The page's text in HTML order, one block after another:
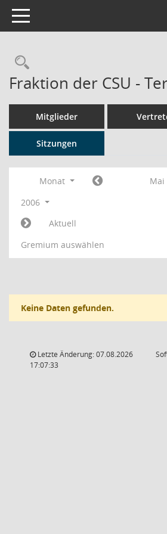
Toggle navigation
Rechercheauswahl
Fraktion der CSU -
Mitglieder
Sitzungen
Monat
Mai
2006
Aktuell
Gremium auswählen
Keine Daten gefunden.
Letzte Änderung: 07.08.2026
17:07:33